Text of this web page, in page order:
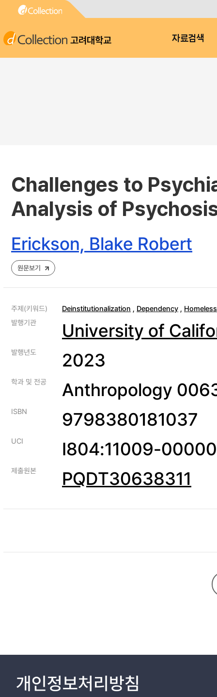
고려대학교 자료검색
Challenges to
Analysis of
Erickson, Blake Robert
원문보기
주제(키워드) Deinstitutionalization , Dependency ,
발행기관
University of
발행년도 2023
학과 및 전공 Anthropology
ISBN 9798380181037
UCI I804:11009-
제출원본 PQDT30638311
개인정보처리방침